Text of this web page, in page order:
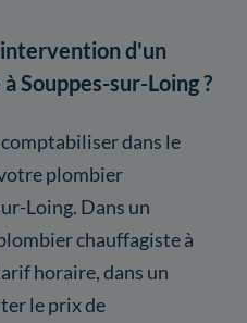
d'un
Souppes-sur-Loing ?
dans le
plombier
Loing. Dans un
chauffagiste à
horaire, dans un
le prix de